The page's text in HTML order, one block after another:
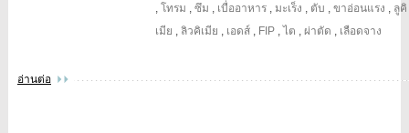
,โทรม ,ซึม , เบื่ออาหาร ,มะเร็ง , ตับ ,ขาอ่อนแรง , ลูคิ
เมีย ,ลิวคิเมีย , เอดส์ , FIP ,ไต ,ผ่าตัด , เลือดจาง
อ่านต่อ